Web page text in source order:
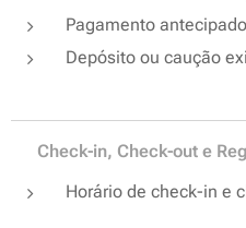
Pagamento
Depósito ou caução
🕒 Check-in, Check-out e
Horário de check-in e